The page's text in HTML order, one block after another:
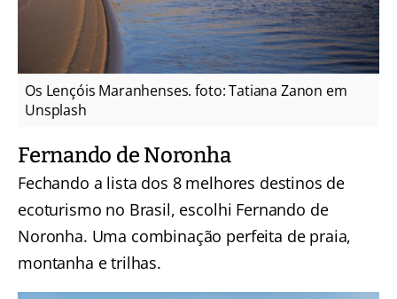
Os Lençóis Maranhenses. foto: Tatiana Zanon em
Unsplash
Fernando de Noronha
Fechando a lista dos 8 melhores destinos de
ecoturismo no Brasil, escolhi Fernando de
Noronha. Uma combinação perfeita de praia,
montanha e trilhas.